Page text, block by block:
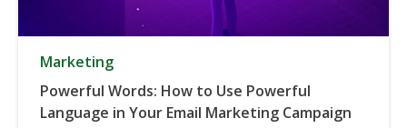
Marketing
Powerful Words: How to Use Powerful
Language in Your Email Marketing Campaign